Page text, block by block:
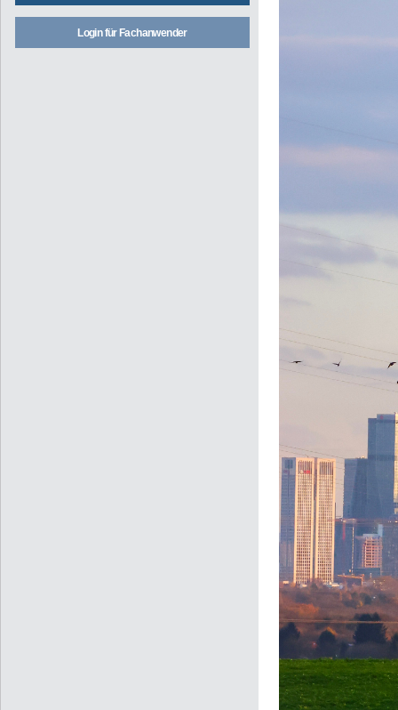
Login für Fachanwender